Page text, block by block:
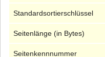
Standardsortierschlüssel
Seitenlänge (in Bytes)
Seitenkennnummer